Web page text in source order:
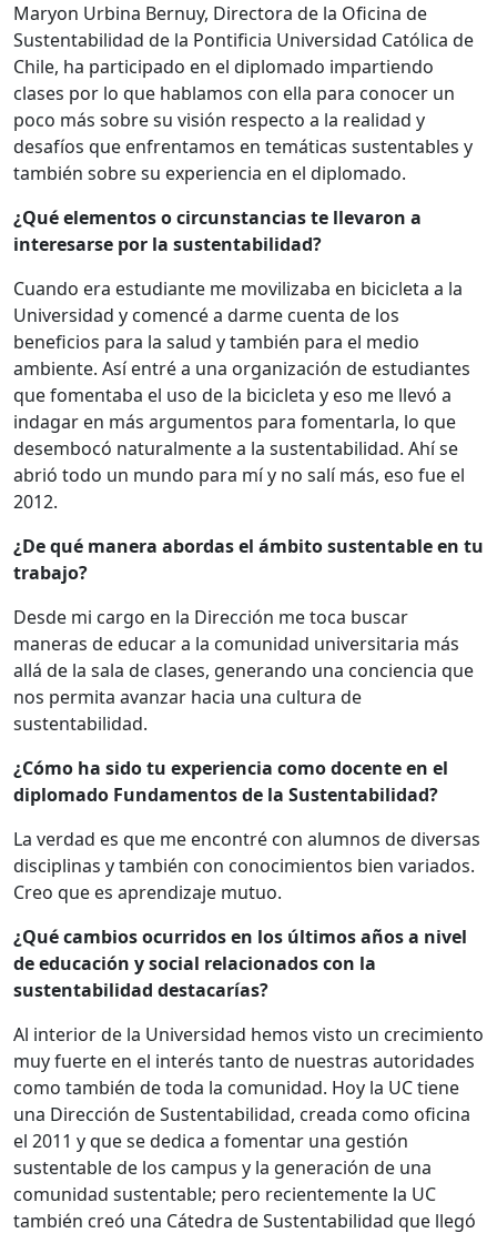
Maryon Urbina Bernuy, Directora de la Oficina de
Sustentabilidad de la Pontificia Universidad Católica de
Chile, ha participado en el diplomado impartiendo
clases por lo que hablamos con ella para conocer un
poco más sobre su visión respecto a la realidad y
desafíos que enfrentamos en temáticas sustentables y
también sobre su experiencia en el diplomado.
¿Qué elementos o circunstancias te llevaron a
interesarse por la sustentabilidad?
Cuando era estudiante me movilizaba en bicicleta a la
Universidad y comencé a darme cuenta de los
beneficios para la salud y también para el medio
ambiente. Así entré a una organización de estudiantes
que fomentaba el uso de la bicicleta y eso me llevó a
indagar en más argumentos para fomentarla, lo que
desembocó naturalmente a la sustentabilidad. Ahí se
abrió todo un mundo para mí y no salí más, eso fue el
2012.
¿De qué manera abordas el ámbito sustentable en tu
trabajo?
Desde mi cargo en la Dirección me toca buscar
maneras de educar a la comunidad universitaria más
allá de la sala de clases, generando una conciencia que
nos permita avanzar hacia una cultura de
sustentabilidad.
¿Cómo ha sido tu experiencia como docente en el
diplomado Fundamentos de la Sustentabilidad?
La verdad es que me encontré con alumnos de diversas
disciplinas y también con conocimientos bien variados.
Creo que es aprendizaje mutuo.
¿Qué cambios ocurridos en los últimos años a nivel
de educación y social relacionados con la
sustentabilidad destacarías?
Al interior de la Universidad hemos visto un crecimiento
muy fuerte en el interés tanto de nuestras autoridades
como también de toda la comunidad. Hoy la UC tiene
una Dirección de Sustentabilidad, creada como oficina
el 2011 y que se dedica a fomentar una gestión
sustentable de los campus y la generación de una
comunidad sustentable; pero recientemente la UC
también creó una Cátedra de Sustentabilidad que llegó